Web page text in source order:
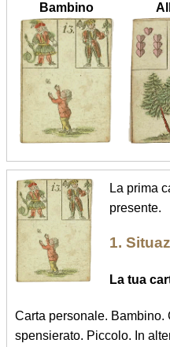
Bambino
La prima
presente.
1.
La tua
Carta personale. Bambino.
spensierato. Piccolo. In